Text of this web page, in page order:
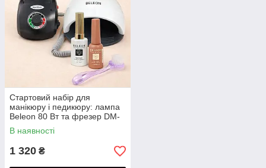
Стартовий набір для
манікюру і педикюру: лампа
Beleon 80 Вт та фрезер DM-
208-30Вт
В наявності
1 320 ₴